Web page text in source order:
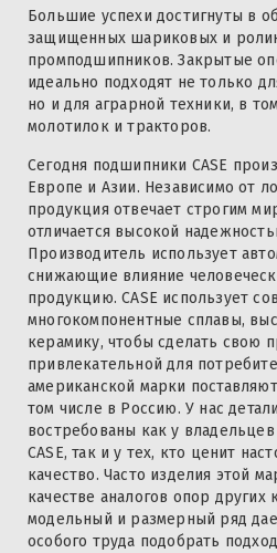
Большие успехи достигнуты в
защищенных шариковых и
промподшипников. Закрытые
идеально подходят не только
но и для аграрной техники, в
молотилок и тракторов.
Сегодня подшипники CASE
Европе и Азии. Независимо от
продукция отвечает строгим
отличается высокой
Производитель использует
снижающие влияние
продукцию. CASE использует
многокомпонентные сплавы,
керамику, чтобы сделать свою
привлекательной для
американской марки
том числе в Россию. У нас
востребованы как у
CASE, так и у тех, кто ценит
качество. Часто изделия этой
качестве аналогов опор
модельный и размерный ряд
особого труда подобрать